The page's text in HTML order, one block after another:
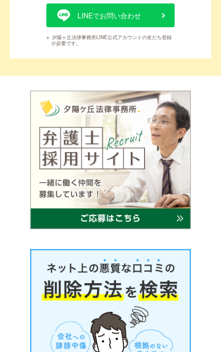
LINEでお問い合わせ
※ 夕陽ヶ丘法律事務所LINE公式アカウントの友だち登録
が必要です。